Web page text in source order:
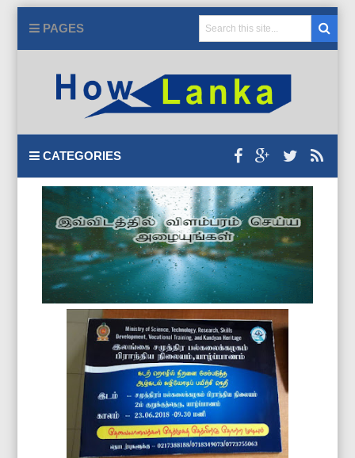
PAGES
CATEGORIES